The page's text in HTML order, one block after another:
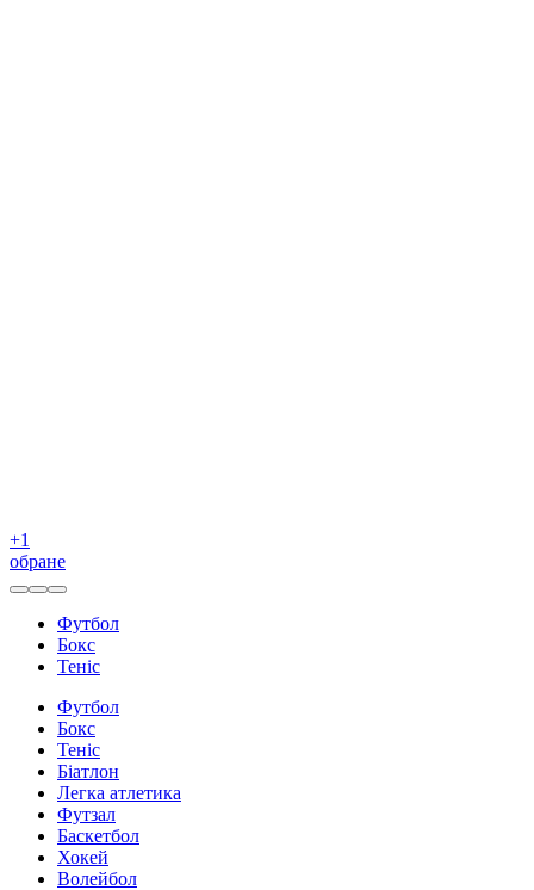
+1
обране
Футбол
Бокс
Теніс
Футбол
Бокс
Теніс
Біатлон
Легка атлетика
Футзал
Баскетбол
Хокей
Волейбол